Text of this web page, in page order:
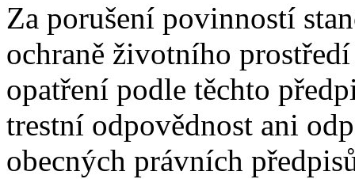
Za porušení povinností
ochraně životního
opatření podle těchto
trestní odpovědnost ani
obecných právních